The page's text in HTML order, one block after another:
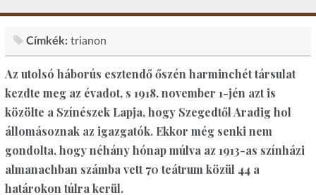
Címkék: trianon
Az utolsó háborús esztendő őszén harminchét társulat
kezdte meg az évadot, s 1918. november 1-jén azt is
közölte a Színészek Lapja, hogy Szegedtől Aradig hol
állomásoznak az igazgatók. Ekkor még senki nem
gondolta, hogy néhány hónap múlva az 1913-as színházi
almanachban számba vett 70 teátrum közül 44 a
határokon túlra kerül.​